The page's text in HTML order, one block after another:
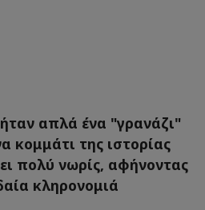
απλά ένα "γρανάζι"
κομμάτι της ιστορίας
πολύ νωρίς, αφήνοντας
κληρονομιά